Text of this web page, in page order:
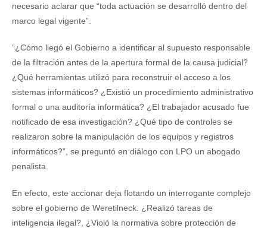
necesario aclarar que “toda actuación se desarrolló dentro del
marco legal vigente”.
“¿Cómo llegó el Gobierno a identificar al supuesto responsable
de la filtración antes de la apertura formal de la causa judicial?
¿Qué herramientas utilizó para reconstruir el acceso a los
sistemas informáticos? ¿Existió un procedimiento administrativo
formal o una auditoría informática? ¿El trabajador acusado fue
notificado de esa investigación? ¿Qué tipo de controles se
realizaron sobre la manipulación de los equipos y registros
informáticos?”, se preguntó en diálogo con LPO un abogado
penalista.
En efecto, este accionar deja flotando un interrogante complejo
sobre el gobierno de Weretilneck: ¿Realizó tareas de
inteligencia ilegal?, ¿Violó la normativa sobre protección de